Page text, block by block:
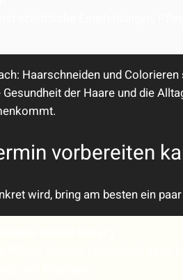
Haarschneiden und
der Haare und die
vorbereiten
wird, bring am besten ein